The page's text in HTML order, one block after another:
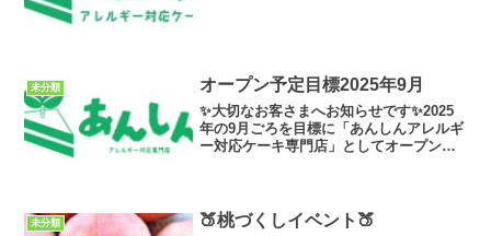
未分類 オープン予定目標2025年9月
✨大切なお客さまへお知らせです✨2025
年の9月ごろを目標に「あんしんアレルギ
ー対応ケーキ専門店」としてオープンす
葉を頂くたびに活力...
未分類 🍑桃づくしイベント🍑